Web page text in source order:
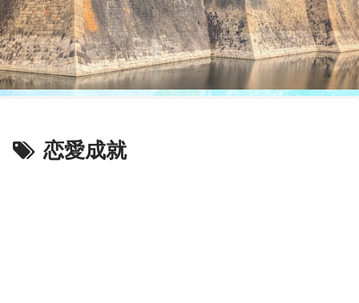
恋愛成就